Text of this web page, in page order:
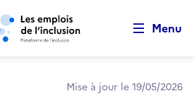
Aller au contenu principal
Menu
Mise à jour le 19/05/2026
cookies